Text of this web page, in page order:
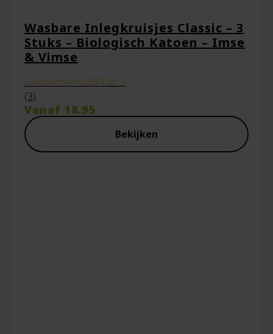
Wasbare Inlegkruisjes Classic – 3
Stuks – Biologisch Katoen – Imse
& Vimse
Gewaardeerd 3.67 uit 5
(3)
Vanaf 18.95
Bekijken